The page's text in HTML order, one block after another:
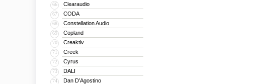
66 Clearaudio
67 CODA
68 Constellation Audio
69 Copland
70 Creaktiv
71 Creek
72 Cyrus
73 DALI
74 Dan D’Agostino